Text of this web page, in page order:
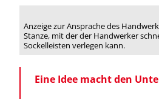
Anzeige zur Ansprache des
Stanze, mit der der Handwerker
Sockelleisten verlegen kann.
Eine Idee macht den